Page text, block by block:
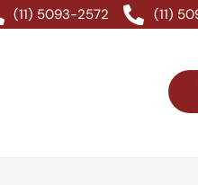
(11) 5093-2572 (11)